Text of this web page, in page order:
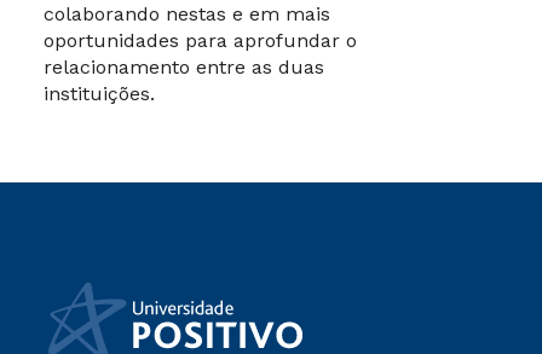
colaborando nestas e em mais
oportunidades para aprofundar o
relacionamento entre as duas
instituições.